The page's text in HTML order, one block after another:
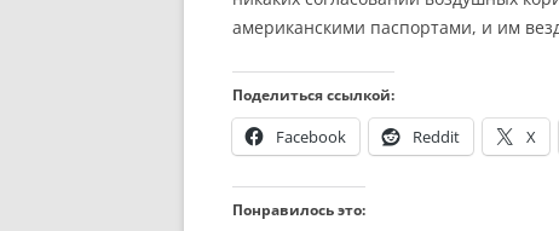
американскими паспортами, и им
Поделиться ссылкой:
Facebook Reddit X
Понравилось это: